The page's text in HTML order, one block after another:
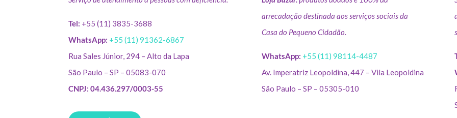
Tel: +55 (11) 3835-3688
WhatsApp: +55 (11) 91362-6867
Rua Sales Júnior, 294 – Alto da Lapa
São Paulo – SP – 05083-070
CNPJ: 04.436.297/0003-55
arrecadação destinada aos serviços sociais da
Casa do Pequeno Cidadão.
WhatsApp: +55 (11) 98114-4487
Av. Imperatriz Leopoldina, 447 – Vila Leopoldina
São Paulo – SP – 05305-010